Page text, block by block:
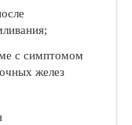
с симптомом
желез